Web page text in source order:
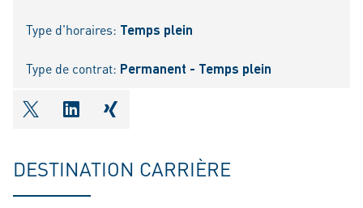
Type d'horaires: Temps plein
Type de contrat: Permanent - Temps plein
shareOntwitter
shareOnlinkedIn
shareOnxing
DESTINATION CARRIÈRE